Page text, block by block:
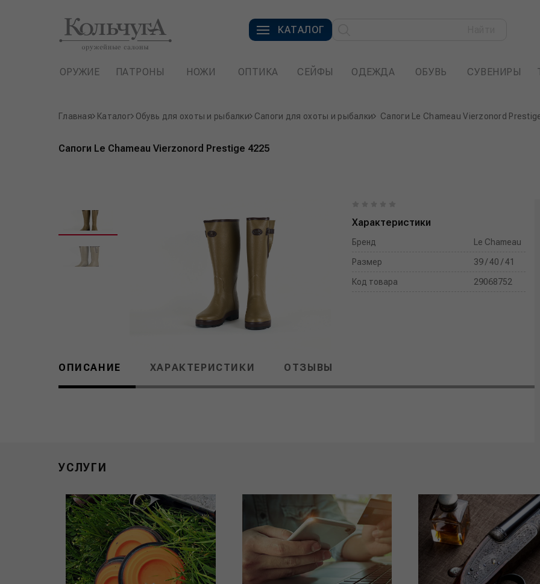
КАТАЛОГ
ОРУЖИЕ ПАТРОНЫ НОЖИ ОПТИКА СЕЙФЫ ОДЕЖДА ОБУВЬ СУВЕНИРЫ
Главная Каталог Обувь для охоты и рыбалки Сапоги для охоты и рыбалки Сапоги Le Сhameau Vierzonord
Сапоги Le Сhameau Vierzonord Prestige 4225
Характеристики
Бренд Le Сhameau
Размер 39 / 40 / 41
Код товара 29068752
ОПИСАНИЕ ХАРАКТЕРИСТИКИ ОТЗЫВЫ
УСЛУГИ